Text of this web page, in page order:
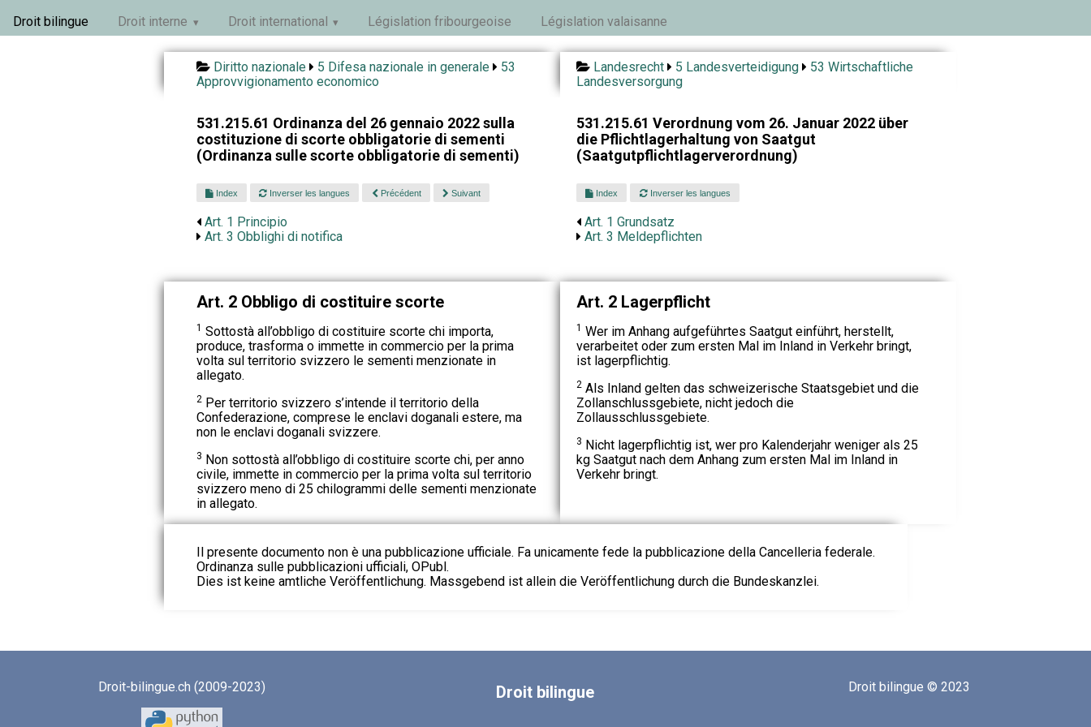
Droit bilingue Droit interne Droit international Législation fribourgeoise Législation valaisanne
Diritto nazionale 5 Difesa nazionale in generale
53
Approvvigionamento economico
Landesrecht 5 Landesverteidigung
53 Wirtschaftliche
Landesversorgung
531.215.61 Ordinanza del 26 gennaio 2022 sulla
costituzione di scorte obbligatorie di sementi
(Ordinanza sulle scorte obbligatorie di sementi)
531.215.61 Verordnung vom 26. Januar 2022 über
die Pflichtlagerhaltung von Saatgut
(Saatgutpflichtlagerverordnung)
Index Inverser les langues Précédent Suivant
Art. 1 Principio
Art. 3 Obblighi di notifica
Index Inverser les langues
Art. 1 Grundsatz
Art. 3 Meldepflichten
Art. 2 Obbligo di costituire scorte
1 Sottostà all’obbligo di costituire scorte chi importa,
produce, trasforma o immette in commercio per la prima
volta sul territorio svizzero le sementi menzionate in
allegato.
2Per territorio svizzero s’intende il territorio della
Confederazione, comprese le enclavi doganali estere, ma
non le enclavi doganali svizzere.
3 Non sottostà all’obbligo di costituire scorte chi, per anno
civile, immette in commercio per la prima volta sul territorio
svizzero meno di 25 chilogrammi delle sementi menzionate
in allegato.
Art. 2 Lagerpflicht
1 Wer im Anhang aufgeführtes Saatgut einführt, herstellt,
verarbeitet oder zum ersten Mal im Inland in Verkehr bringt,
ist lagerpflichtig.
2Als Inland gelten das schweizerische Staatsgebiet und die
Zollanschlussgebiete, nicht jedoch die
Zollausschlussgebiete.
3 Nicht lagerpflichtig ist, wer pro Kalenderjahr weniger als 25
kg Saatgut nach dem Anhang zum ersten Mal im Inland in
Verkehr bringt.
Il presente documento non è una pubblicazione ufficiale. Fa unicamente fede la pubblicazione della Cancelleria federale.
Ordinanza sulle pubblicazioni ufficiali, OPubl.
Dies ist keine amtliche Veröffentlichung. Massgebend ist allein die Veröffentlichung durch die Bundeskanzlei.
Droit-bilingue.ch (2009-2023) Droit bilingue Droit bilingue © 2023